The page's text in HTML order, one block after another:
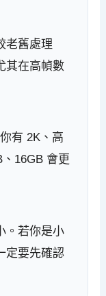
老舊處理
其在高幀數
有 2K、高
16GB 會更
。若你是小
定要先確認